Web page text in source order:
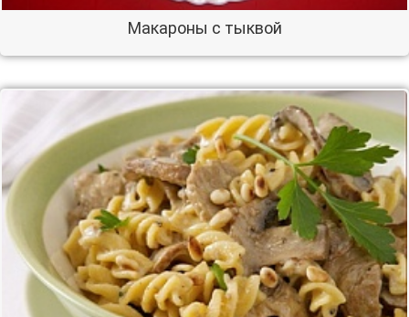
Макароны с тыквой